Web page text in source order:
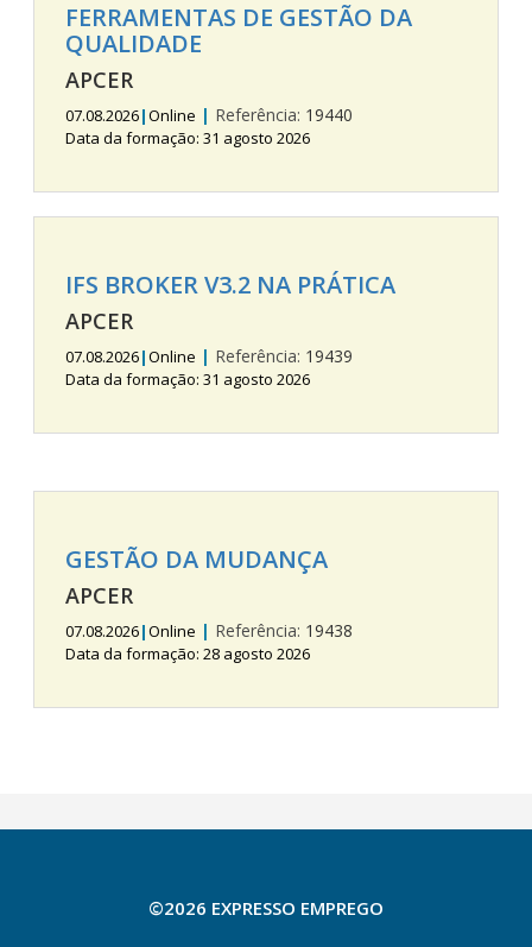
FERRAMENTAS DE GESTÃO DA
QUALIDADE
APCER
07.08.2026|Online | Referência: 19440
Data da formação: 31 agosto 2026
IFS BROKER V3.2 NA PRÁTICA
APCER
07.08.2026|Online | Referência: 19439
Data da formação: 31 agosto 2026
GESTÃO DA MUDANÇA
APCER
07.08.2026|Online | Referência: 19438
Data da formação: 28 agosto 2026
©2026 EXPRESSO EMPREGO